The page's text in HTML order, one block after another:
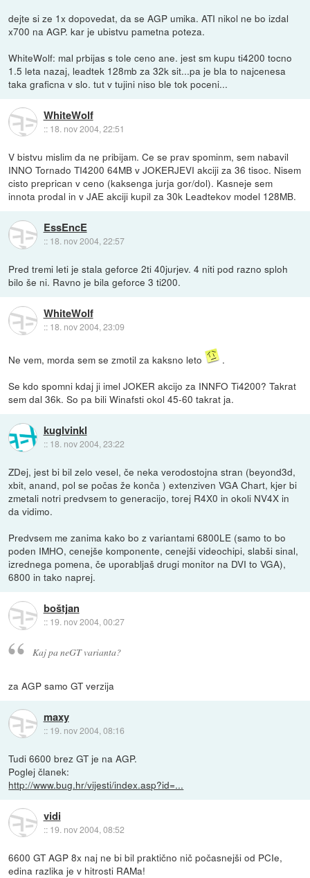
dejte si ze 1x dopovedat, da se AGP umika. ATI nikol ne bo izdal
x700 na AGP. kar je ubistvu pametna poteza.
WhiteWolf: mal prbijas s tole ceno ane. jest sm kupu ti4200 tocno
1.5 leta nazaj, leadtek 128mb za 32k sit...pa je bla to najcenesa
taka graficna v slo. tut v tujini niso ble tok poceni...
WhiteWolf
:: 18. nov 2004, 22:51
V bistvu mislim da ne pribijam. Ce se prav spominm, sem nabavil
INNO Tornado TI4200 64MB v JOKERJEVI akciji za 36 tisoc. Nisem
cisto preprican v ceno (kaksenga jurja gor/dol). Kasneje sem
innota prodal in v JAE akciji kupil za 30k Leadtekov model 128MB.
EssEncE
:: 18. nov 2004, 22:57
Pred tremi leti je stala geforce 2ti 40jurjev. 4 niti pod razno sploh
bilo še ni. Ravno je bila geforce 3 ti200.
WhiteWolf
:: 18. nov 2004, 23:09
Ne vem, morda sem se zmotil za kaksno leto
.
Se kdo spomni kdaj ji imel JOKER akcijo za INNFO Ti4200? Takrat
sem dal 36k. So pa bili Winafsti okol 45-60 takrat ja.
kuglvinkl
:: 18. nov 2004, 23:22
ZDej, jest bi bil zelo vesel, če neka verodostojna stran (beyond3d,
xbit, anand, pol se počas že konča ) extenziven VGA Chart, kjer bi
zmetali notri predvsem to generacijo, torej R4X0 in okoli NV4X in
da vidimo.
Predvsem me zanima kako bo z variantami 6800LE (samo to bo
poden IMHO, cenejše komponente, cenejši videochipi, slabši sinal,
izrednega pomena, če uporabljaš drugi monitor na DVI to VGA),
6800 in tako naprej.
boštjan
:: 19. nov 2004, 00:27
Kaj pa neGT varianta?
za AGP samo GT verzija
maxy
:: 19. nov 2004, 08:16
Tudi 6600 brez GT je na AGP.
Poglej članek:
http://www.bug.hr/vijesti/index.asp?id=...
vidi
:: 19. nov 2004, 08:52
6600 GT AGP 8x naj ne bi bil praktično nič počasnejši od PCIe,
edina razlika je v hitrosti RAMa!